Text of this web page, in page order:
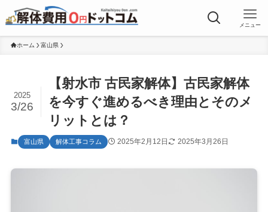
メニュー
ホーム 富山県
【射水市 古民家解体】古民家解体
を今すぐ進めるべき理由とそのメ
リットとは？
2025
3/26
富山県 解体工事コラム 2025年2月12日 2025年3月26日